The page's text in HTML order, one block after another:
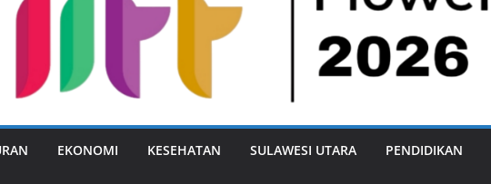
EKONOMI KESEHATAN SULAWESI UTARA PENDIDIKAN